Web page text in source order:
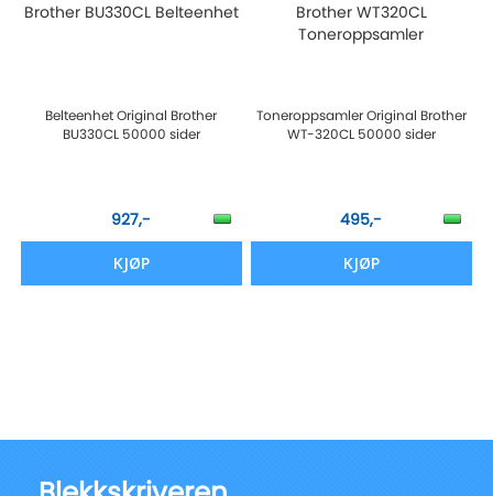
Brother BU330CL Belteenhet
Belteenhet Original Brother
BU330CL 50000 sider
927,-
KJØP
Brother WT320CL
Toneroppsamler
Toneroppsamler Original Brother
WT-320CL 50000 sider
495,-
KJØP